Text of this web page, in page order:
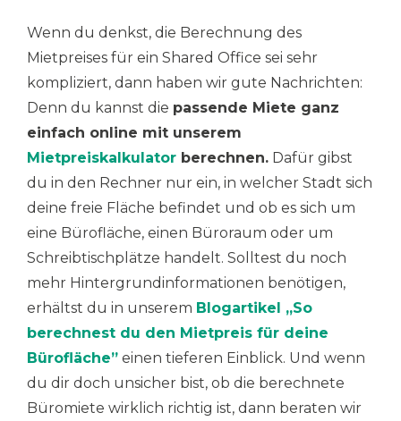
Wenn du denkst, die Berechnung des
Mietpreises für ein Shared Office sei sehr
kompliziert, dann haben wir gute Nachrichten:
Denn du kannst die passende Miete ganz
einfach online mit unserem
Mietpreiskalkulator berechnen. Dafür gibst
du in den Rechner nur ein, in welcher Stadt sich
deine freie Fläche befindet und ob es sich um
eine Bürofläche, einen Büroraum oder um
Schreibtischplätze handelt. Solltest du noch
mehr Hintergrundinformationen benötigen,
erhältst du in unserem Blogartikel „So
berechnest du den Mietpreis für deine
Bürofläche” einen tieferen Einblick. Und wenn
du dir doch unsicher bist, ob die berechnete
Büromiete wirklich richtig ist, dann beraten wir